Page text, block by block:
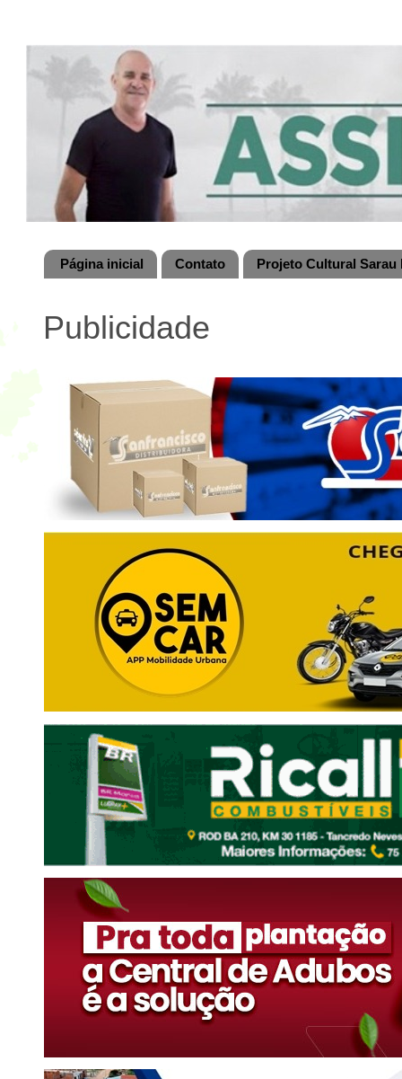
Página inicial Contato Projeto Cultural
Publicidade